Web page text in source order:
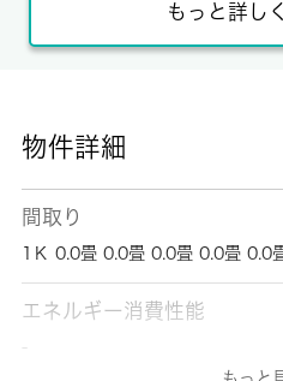
もっと詳し
物件詳細
間取り
1Ｋ 0.0畳 0.0畳 0.0畳 0.0畳 0.0
エネルギー消費性能
-